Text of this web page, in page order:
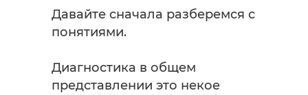
Давайте сначала разберемся с
понятиями.
Диагностика в общем
представлении это некое